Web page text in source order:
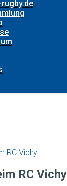
RC Vichy
RC Vichy